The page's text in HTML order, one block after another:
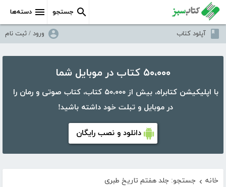
دسته‌ها جستجو
آپلود کتاب ورود / ثبت نام
۵۰،۰۰۰ کتاب در موبایل شما
با اپلیکیشن کتابراه، بیش از ۵۰،۰۰۰ کتاب، کتاب صوتی و رمان را
در موبایل و تبلت خود داشته باشید!
دانلود و نصب رایگان
خانه › جستجو: جلد هفتم تاریخ طبری